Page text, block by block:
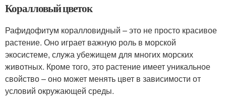
Коралловый цветок
Рафидофитум коралловидный – это не просто красивое
растение. Оно играет важную роль в морской
экосистеме, служа убежищем для многих морских
животных. Кроме того, это растение имеет уникальное
свойство – оно может менять цвет в зависимости от
условий окружающей среды.